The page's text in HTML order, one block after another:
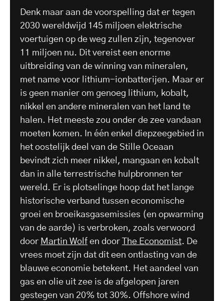
Denk maar aan de voorspelling dat er tegen
2030 wereldwijd 145 miljoen elektrische
voertuigen op de weg zullen zijn, tegenover
11 miljoen nu. Dit vereist een enorme
uitbreiding van de winning van mineralen,
met name voor lithium-ionbatterijen. Maar er
is geen manier om genoeg lithium, kobalt,
nikkel en andere mineralen van het land te
halen. Het meeste zou onder de zee vandaan
moeten komen. In één enkel diepzeegebied in
het oostelijk deel van de Stille Oceaan
bevindt zich meer nikkel, mangaan en kobalt
dan in alle terrestrische hulpbronnen ter
wereld. Er is plotselinge hoop dat het lange
historische verband tussen economische
groei en broeikasgasemissies (en opwarming
van de aarde) is verbroken, zoals verwoord
door Martin Wolf en door The Economist. De
vrees moet zijn dat dit een ontlasting van de
blauwe economie betekent. Het aandeel van
gas en olie uit zee is de afgelopen jaren
gestegen van 20% tot 30%. Offshore wind